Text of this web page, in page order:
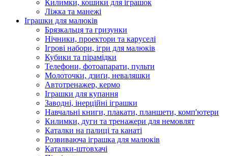
Килимки, кошики для іграшок
Ліжка та манежі
Іграшки для малюків
Брязкальця та гризунки
Нічники, проектори та каруселі
Ігрові набори, ігри для малюків
Кубики та пірамідки
Телефони, фотоапарати, пульти
Молоточки, дзиґи, неваляшки
Автотренажер, кермо
Іграшки для купання
Заводні, інерційні іграшки
Навчальні книги, плакати, планшети, комп'ютери
Килимки, дуги та тренажери для немовлят
Каталки на палиці та канаті
Розвиваюча іграшка для малюків
Каталки-штовхачі